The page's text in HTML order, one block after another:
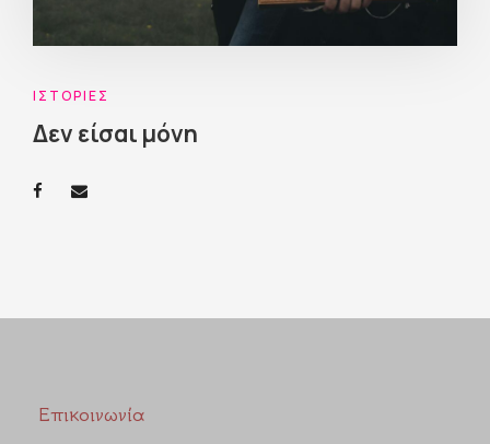
ΙΣΤΟΡΊΕΣ
Δεν είσαι μόνη
Επικοινωνία